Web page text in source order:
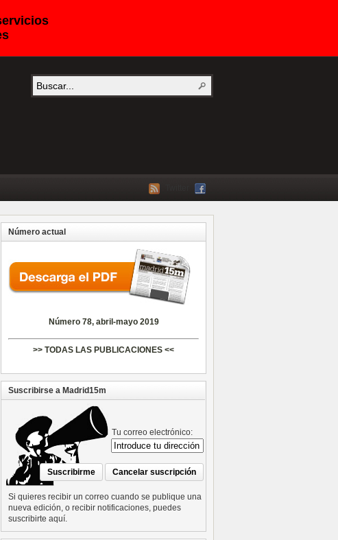
Número actual
Número 78, abril-mayo 2019
>> TODAS LAS PUBLICACIONES <<
Suscribirse a Madrid15m
Tu correo electrónico:
Si quieres recibir un correo cuando se publique una
nueva edición, o recibir notificaciones, puedes
suscribirte aquí.